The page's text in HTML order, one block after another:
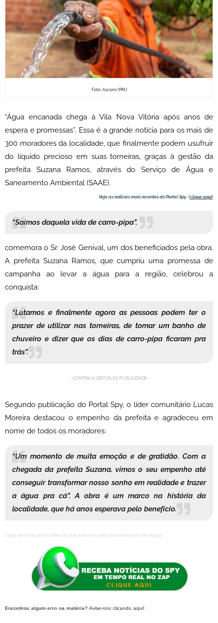
Foto: Ascom/PMJ
“Água encanada chega à Vila Nova Vitória após anos de
espera e promessas”. Essa é a grande notícia para os mais de
300 moradores da localidade, que finalmente podem usufruir
do líquido precioso em suas torneiras, graças à gestão da
prefeita Suzana Ramos, através do Serviço de Água e
Saneamento Ambiental (SAAE).
Veja as notícias mais recentes do Portal Spy: (clique aqui)
“Saímos daquela vida de carro-pipa”,
comemora o Sr. José Genival, um dos beneficiados pela obra.
A prefeita Suzana Ramos, que cumpriu uma promessa de
campanha ao levar a água para a região, celebrou a
conquista:
“Lutamos e finalmente agora as pessoas podem ter o
prazer de utilizar nas torneiras, de tomar um banho de
chuveiro e dizer que os dias de carro-pipa ficaram pra
trás”.
- CONTINUA DEPOIS DA PUBLICIDADE -
Segundo publicação do Portal Spy, o líder comunitário Lucas
Moreira destacou o empenho da prefeita e agradeceu em
nome de todos os moradores:
“Um momento de muita emoção e de gratidão. Com a
chegada da prefeita Suzana, vimos o seu empenho até
conseguir transformar nosso sonho em realidade e trazer
a água pra cá”. A obra é um marco na história da
localidade, que há anos esperava pelo benefício.
Cópia sem citação da fonte com link para este post pode sofrer punições legais.
Encontrou algum erro na matéria?Avise-nos clicando aqui!